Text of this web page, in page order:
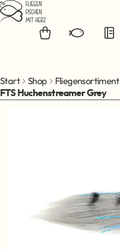
Zum Hauptinhalt springen
Start Shop Fliegensortiment
FTS Huchenstreamer Grey